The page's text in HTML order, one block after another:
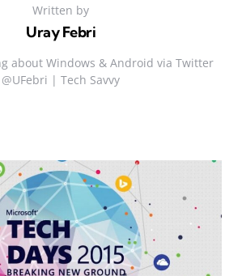
Written by
Uray Febri
about Windows & Android via Twitter
@UFebri | Tech Savvy